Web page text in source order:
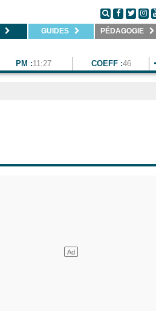
GUIDES PÉDAGOGIE
PM :11:27 COEFF :46